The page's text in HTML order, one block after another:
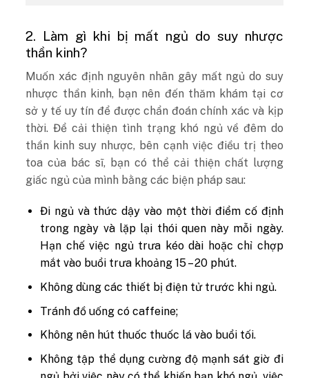
2. Làm gì khi bị mất ngủ do suy nhược
thần kinh?
Muốn xác định nguyên nhân gây mất ngủ do suy
nhược thần kinh, bạn nên đến thăm khám tại cơ
sở y tế uy tín để được chẩn đoán chính xác và kịp
thời. Để cải thiện tình trạng khó ngủ về đêm do
thần kinh suy nhược, bên cạnh việc điều trị theo
toa của bác sĩ, bạn có thể cải thiện chất lượng
giấc ngủ của mình bằng các biện pháp sau:
Đi ngủ và thức dậy vào một thời điểm cố định
trong ngày và lặp lại thói quen này mỗi ngày.
Hạn chế việc ngủ trưa kéo dài hoặc chỉ chợp
mắt vào buổi trưa khoảng 15 – 20 phút.
Không dùng các thiết bị điện tử trước khi ngủ.
Tránh đồ uống có caffeine;
Không nên hút thuốc thuốc lá vào buổi tối.
Không tập thể dụng cường độ mạnh sát giờ đi